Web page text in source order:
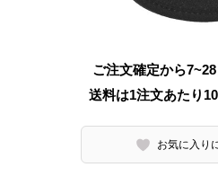
ご注文確定から
送料は1注文あたり
お気に入り